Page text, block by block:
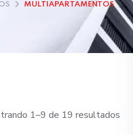
MULTIAPARTAMENTOS
1–9 de 19 resultados